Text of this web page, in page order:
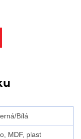
Bílá
MDF, plast